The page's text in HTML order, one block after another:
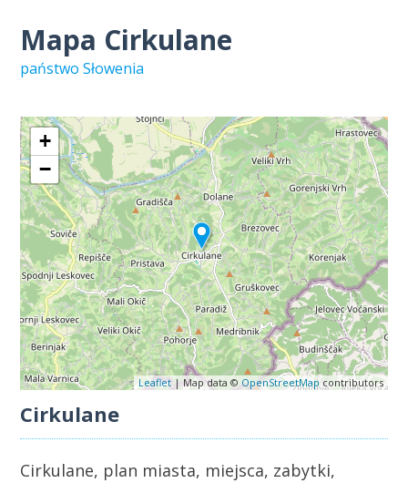
Mapa Cirkulane
państwo Słowenia
+
−
Leaflet| Map data © OpenStreetMapcontributors
Cirkulane
Cirkulane, plan miasta, miejsca, zabytki,